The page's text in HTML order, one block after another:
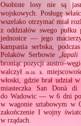
Osobiste losy nie są
wojskowych. Posługę
wszelako otrzymać miał
z oddziałów swego pułku
jednostce — jego
kampania serbska,
Polaków Serbowie „
broniąc pozycji
walczył
m.in. k.
włoski, gdzie brał udział
miasteczka San Donà
do Wadowic — w 6 dni po
w wagonie sztabowym w
zakończenie I wojny
w rządach.